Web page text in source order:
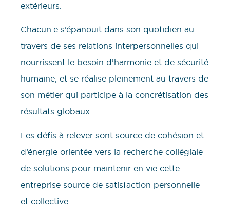
extérieurs.
Chacun.e s’épanouit dans son quotidien au
travers de ses relations interpersonnelles qui
nourrissent le besoin d’harmonie et de sécurité
humaine, et se réalise pleinement au travers de
son métier qui participe à la concrétisation des
résultats globaux.
Les défis à relever sont source de cohésion et
d’énergie orientée vers la recherche collégiale
de solutions pour maintenir en vie cette
entreprise source de satisfaction personnelle
et collective.